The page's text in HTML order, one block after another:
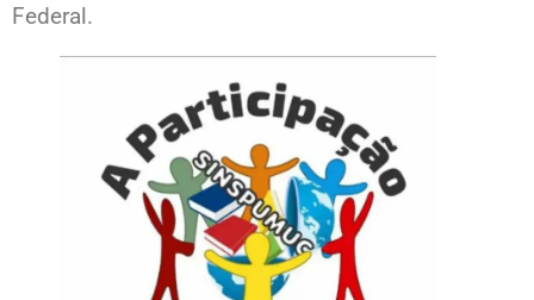
Federal.